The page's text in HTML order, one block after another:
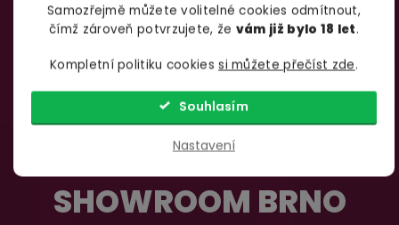
Samozřejmě můžete volitelné cookies odmítnout,
čímž zároveň potvrzujete, že vám již bylo 18 let.
Kompletní politiku cookiessi můžete přečíst zde.
Nastavení
Souhlasím
SHOWROOM BRNO